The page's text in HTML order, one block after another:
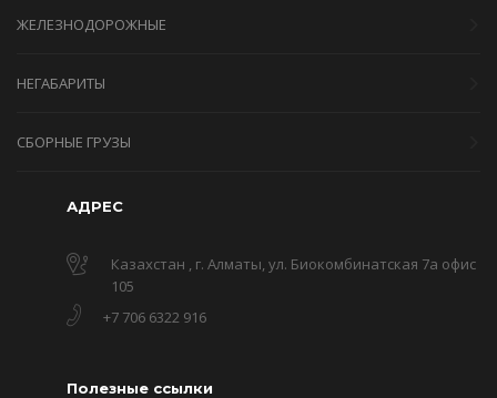
ЖЕЛЕЗНОДОРОЖНЫЕ
НЕГАБАРИТЫ
СБОРНЫЕ ГРУЗЫ
АДРЕС
Казахстан , г. Алматы, ул. Биокомбинатская 7а офис
105
+7 706 6322 916
Полезные ссылки